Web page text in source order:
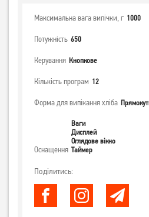
Максимальна вага випічки, г 1000
Потужність 650
Керування Кнопкове
Кількість програм 12
Форма для випікання хліба
Оснащення
Ваги
Дисплей
Оглядове вікно
Таймер
Поділитись: